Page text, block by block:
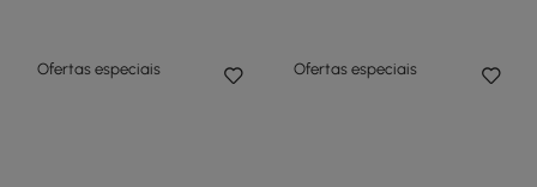
Ofertas especiais Ofertas especiais